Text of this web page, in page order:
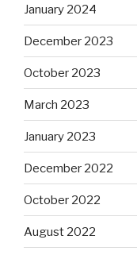
January 2024
December 2023
October 2023
March 2023
January 2023
December 2022
October 2022
August 2022